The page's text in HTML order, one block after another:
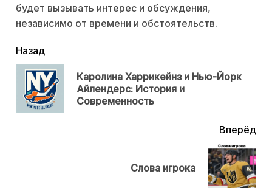
будет вызывать интерес и обсуждения,
независимо от времени и обстоятельств.
читать
еще
Назад
Каролина Харрикейнз и Нью-Йорк
Айлендерс: История и
Современность
Вперёд
Слова игрока